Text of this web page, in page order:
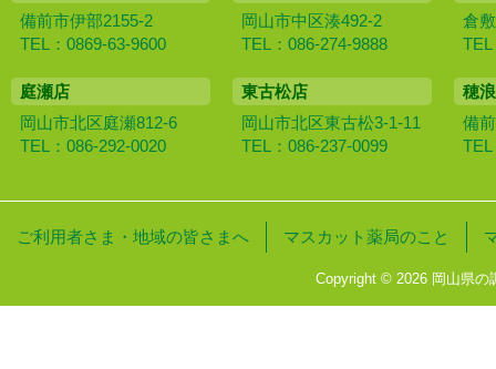
備前市伊部2155-2
TEL：0869-63-9600
岡山市中区湊492-2
TEL：086-274-9888
倉
TEL
庭瀬店
岡山市北区庭瀬812-6
TEL：086-292-0020
東古松店
岡山市北区東古松3-1-11
TEL：086-237-0099
穂
備
TEL
ご利用者さま・地域の皆さまへ マスカット薬局のこと
Copyright © 2026 岡山県の